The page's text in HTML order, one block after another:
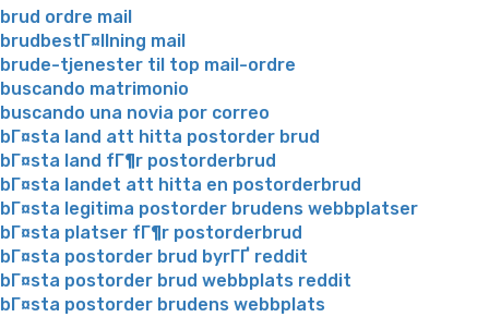
brud ordre mail
brudbestГ¤llning mail
brude-tjenester til top mail-ordre
buscando matrimonio
buscando una novia por correo
bГ¤sta land att hitta postorder brud
bГ¤sta land fГ¶r postorderbrud
bГ¤sta landet att hitta en postorderbrud
bГ¤sta legitima postorder brudens webbplatser
bГ¤sta platser fГ¶r postorderbrud
bГ¤sta postorder brud byrГҐ reddit
bГ¤sta postorder brud webbplats reddit
bГ¤sta postorder brudens webbplats